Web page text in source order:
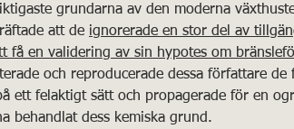
att de ignorerade en stor del av
få en validering av sin hypotes om
och reproducerade dessa författare de
ett felaktigt sätt och propagerade för en
behandlat dess kemiska grund.